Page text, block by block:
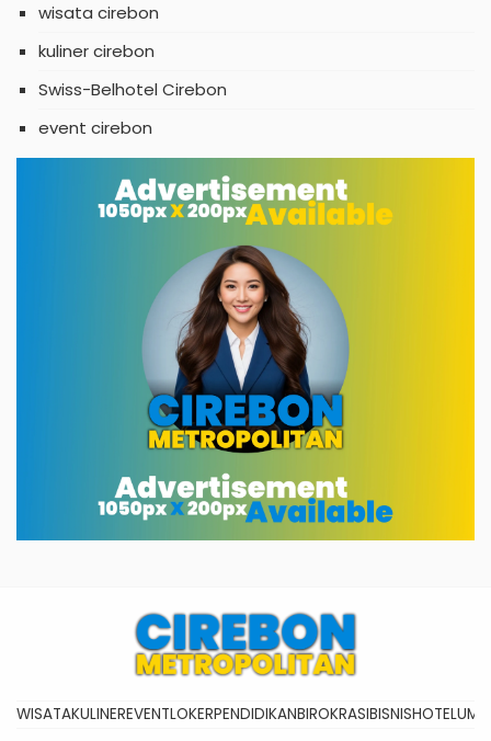
wisata cirebon
kuliner cirebon
Swiss-Belhotel Cirebon
event cirebon
WISATAKULINEREVENTLOKERPENDIDIKANBIROKRASIBISNISHOTEL